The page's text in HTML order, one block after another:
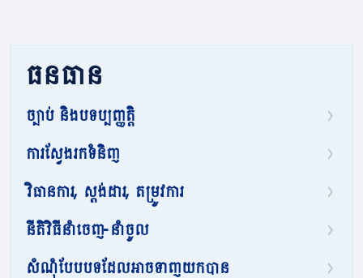
ធនធាន
ច្បាប់ និងបទប្បញ្ញត្តិ
ការស្វែងរកទំនិញ
វិធានការ, ស្តង់ដារ, តម្រូវការ
នីតិវិធីនាំចេញ-នាំចូល
សំណុំបែបបទដែលអាចទាញយកបាន